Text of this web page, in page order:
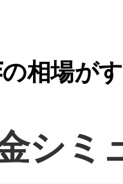
の相場が
シミ